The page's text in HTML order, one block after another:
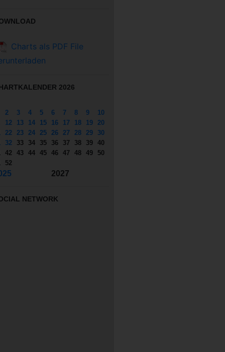
Charts als PDF File
2026
2 3 4 5 6 7 8 9
10
12 13 14 15 16 17 18 19
20
22 23 24 25 26 27 28 29
30
32 33 34 35 36 37 38 39 40
42 43 44 45 46 47 48 49
50
52
2027
NETWORK